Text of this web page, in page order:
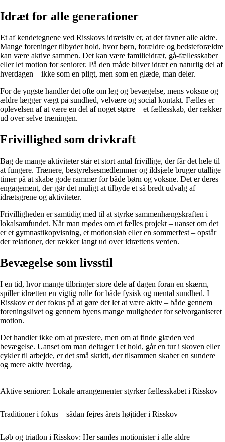
Idræt for alle generationer
Et af kendetegnene ved Risskovs idrætsliv er, at det favner alle aldre.
Mange foreninger tilbyder hold, hvor børn, forældre og bedsteforældre
kan være aktive sammen. Det kan være familieidræt, gå-fællesskaber
eller let motion for seniorer. På den måde bliver idræt en naturlig del af
hverdagen – ikke som en pligt, men som en glæde, man deler.
For de yngste handler det ofte om leg og bevægelse, mens voksne og
ældre lægger vægt på sundhed, velvære og social kontakt. Fælles er
oplevelsen af at være en del af noget større – et fællesskab, der rækker
ud over selve træningen.
Frivillighed som drivkraft
Bag de mange aktiviteter står et stort antal frivillige, der får det hele til
at fungere. Trænere, bestyrelsesmedlemmer og ildsjæle bruger utallige
timer på at skabe gode rammer for både børn og voksne. Det er deres
engagement, der gør det muligt at tilbyde et så bredt udvalg af
idrætsgrene og aktiviteter.
Frivilligheden er samtidig med til at styrke sammenhængskraften i
lokalsamfundet. Når man mødes om et fælles projekt – uanset om det
er et gymnastikopvisning, et motionsløb eller en sommerfest – opstår
der relationer, der rækker langt ud over idrættens verden.
Bevægelse som livsstil
I en tid, hvor mange tilbringer store dele af dagen foran en skærm,
spiller idrætten en vigtig rolle for både fysisk og mental sundhed. I
Risskov er der fokus på at gøre det let at være aktiv – både gennem
foreningslivet og gennem byens mange muligheder for selvorganiseret
motion.
Det handler ikke om at præstere, men om at finde glæden ved
bevægelse. Uanset om man deltager i et hold, går en tur i skoven eller
cykler til arbejde, er det små skridt, der tilsammen skaber en sundere
og mere aktiv hverdag.
Aktive seniorer: Lokale arrangementer styrker fællesskabet i Risskov
Traditioner i fokus – sådan fejres årets højtider i Risskov
Løb og triatlon i Risskov: Her samles motionister i alle aldre